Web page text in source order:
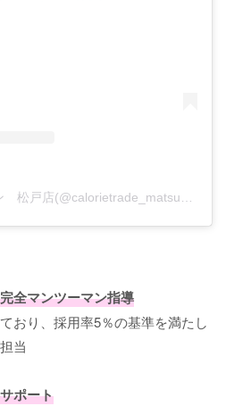
全マンツーマン指導
おり、採用率5％の基準を満たし
当
ポート